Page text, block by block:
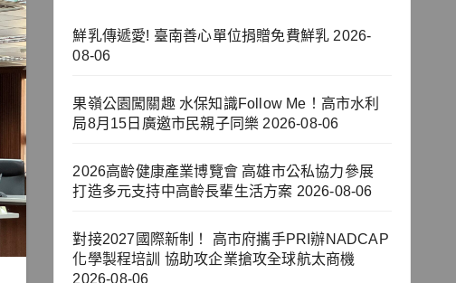
鮮乳傳遞愛! 臺南善心單位捐贈免費鮮乳 2026-
08-06
果嶺公園闖關趣 水保知識Follow Me！高市水利
局8月15日廣邀市民親子同樂 2026-08-06
2026高齡健康產業博覽會 高雄市公私協力參展
打造多元支持中高齡長輩生活方案 2026-08-06
對接2027國際新制！ 高市府攜手PRI辦NADCAP
化學製程培訓 協助攻企業搶攻全球航太商機
2026-08-06